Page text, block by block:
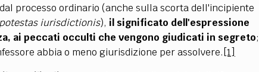
processo ordinario (anche sulla scorta dell'incipiente
potestas iurisdictionis), il significato dell'espressione
ai peccati occulti che vengono giudicati in segreto;
abbia o meno giurisdizione per assolvere. [1]